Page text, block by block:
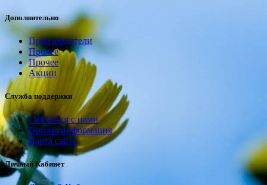
Дополнительно
Производители
Прочее
Прочее
Акции
Служба поддержки
Связаться с нами
Прочая информация
Карта сайта
Личный Кабинет